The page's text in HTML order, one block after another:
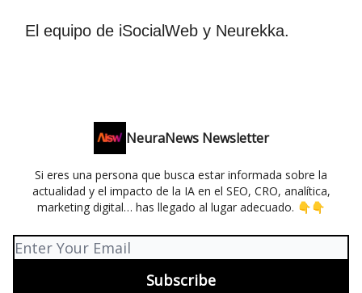
El equipo de iSocialWeb y Neurekka.
NeuraNews Newsletter
Si eres una persona que busca estar informada sobre la
actualidad y el impacto de la IA en el SEO, CRO, analítica,
marketing digital… has llegado al lugar adecuado. 👇👇